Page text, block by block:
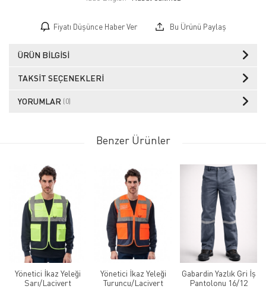
Fiyatı Düşünce Haber Ver Bu Ürünü Paylaş
ÜRÜN BILGISI
TAKSIT SEÇENEKLERI
YORUMLAR (0)
Benzer Ürünler
Yönetici İkaz Yeleği
Sarı/Lacivert
Yönetici İkaz Yeleği
Turuncu/Lacivert
Gabardin Yazlık Gri İş
Pantolonu 16/12